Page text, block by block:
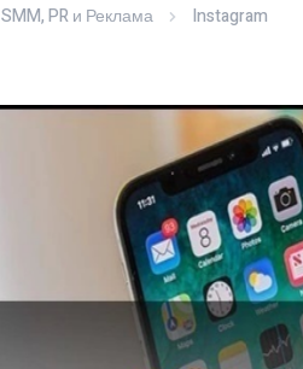
SMM, PR и Реклама Instagram